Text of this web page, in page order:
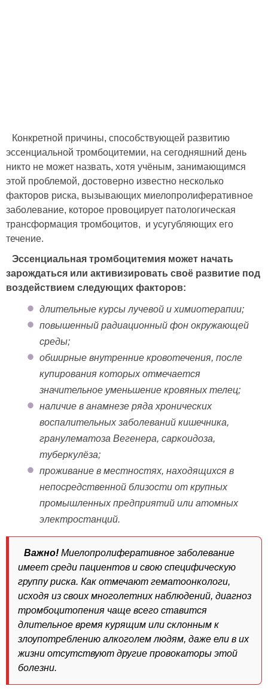
Конкретной причины, способствующей развитию
эссенциальной тромбоцитемии, на сегодняшний день
никто не может назвать, хотя учёным, занимающимся
этой проблемой, достоверно известно несколько
факторов риска, вызывающих миелопролиферативное
заболевание, которое провоцирует патологическая
трансформация тромбоцитов, и усугубляющих его
течение.
Эссенциальная тромбоцитемия может начать
зарождаться или активизировать своё развитие под
воздействием следующих факторов:
длительные курсы лучевой и химиотерапии;
повышенный радиационный фон окружающей
среды;
обширные внутренние кровотечения, после
купирования которых отмечается
значительное уменьшение кровяных телец;
наличие в анамнезе ряда хронических
воспалительных заболеваний кишечника,
гранулематоза Вегенера, саркоидоза,
туберкулёза;
проживание в местностях, находящихся в
непосредственной близости от крупных
промышленных предприятий или атомных
электростанций.
Важно! Миелопролиферативное заболевание
имеет среди пациентов и свою специфическую
группу риска. Как отмечают гематоонкологи,
исходя из своих многолетних наблюдений, диагноз
тромбоцитопения чаще всего ставится
длительное время курящим или склонным к
злоупотреблению алкоголем людям, даже ели в их
жизни отсутствуют другие провокаторы этой
болезни.